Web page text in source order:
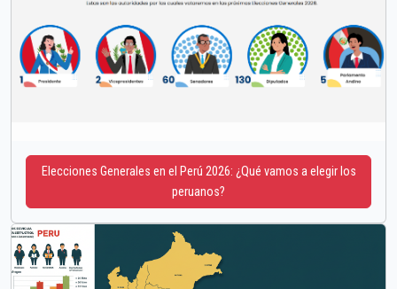
Elecciones Generales en el Perú 2026: ¿Qué vamos a elegir los
peruanos?